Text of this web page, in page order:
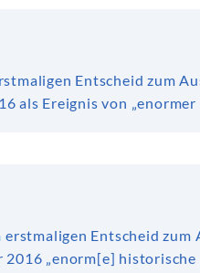
Entscheid zum
als Ereignis von
erstmaligen Entscheid
„enorm[e] historische